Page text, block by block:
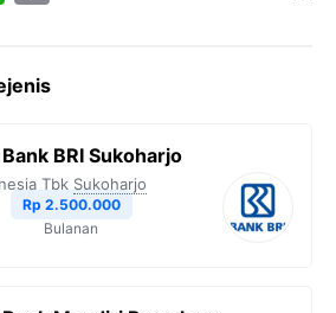
t
A
y
n
k
BRI Sukoharjo
Tbk Sukoharjo
Rp 2.500.000
Bulanan